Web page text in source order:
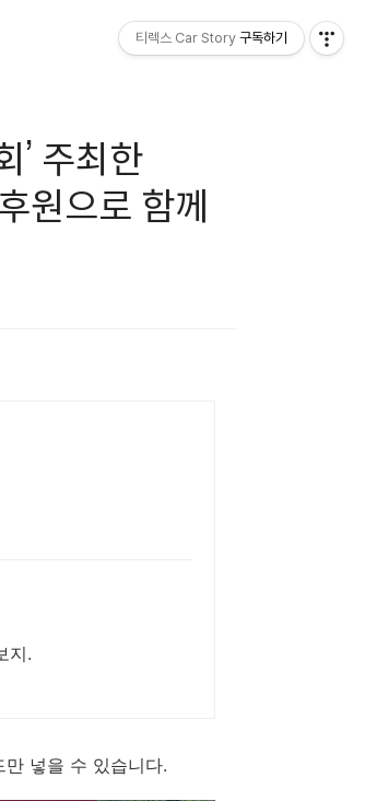
’ 주최한
원으로 함께
지.
넣을 수 있습니다.
티렉스 Car Story 구독하기